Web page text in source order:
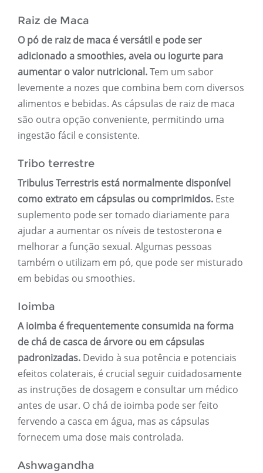
Raiz de Maca
O pó de raiz de maca é versátil e pode ser
adicionado a smoothies, aveia ou iogurte para
aumentar o valor nutricional.Tem um sabor
levemente a nozes que combina bem com diversos
alimentos e bebidas. As cápsulas de raiz de maca
são outra opção conveniente, permitindo uma
ingestão fácil e consistente.
Tribo terrestre
Tribulus Terrestris está normalmente disponível
como extrato em cápsulas ou comprimidos. Este
suplemento pode ser tomado diariamente para
ajudar a aumentar os níveis de testosterona e
melhorar a função sexual. Algumas pessoas
também o utilizam em pó, que pode ser misturado
em bebidas ou smoothies.
Ioimba
A ioimba é frequentemente consumida na forma
de chá de casca de árvore ou em cápsulas
padronizadas. Devido à sua potência e potenciais
efeitos colaterais, é crucial seguir cuidadosamente
as instruções de dosagem e consultar um médico
antes de usar. O chá de ioimba pode ser feito
fervendo a casca em água, mas as cápsulas
fornecem uma dose mais controlada.
Ashwagandha